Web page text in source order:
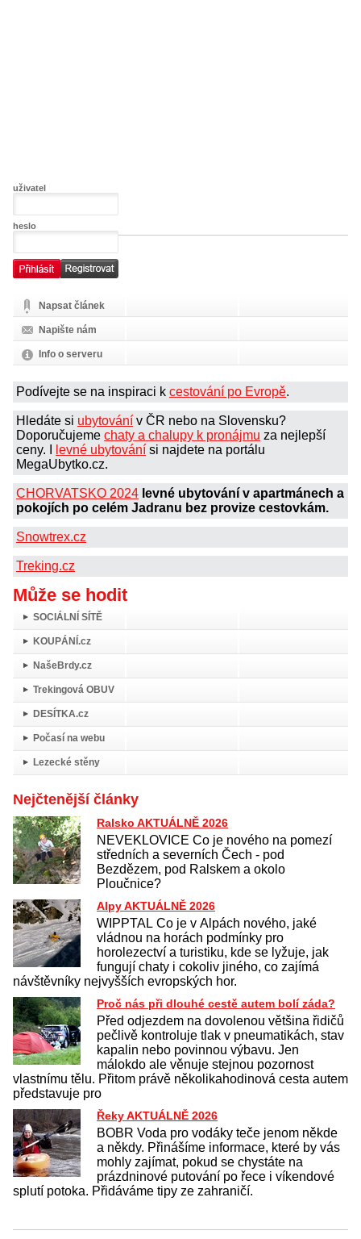
uživatel
heslo
Napsat článek
Napište nám
Info o serveru
Podívejte se na inspiraci k cestování po Evropě.
Hledáte si ubytování v ČR nebo na Slovensku?
Doporučujeme chaty a chalupy k pronájmu za nejlepší
ceny. I
levné ubytování si najdete na portálu
MegaUbytko.cz.
CHORVATSKO 2024 levné ubytování v apartmánech a
pokojích po celém Jadranu bez provize cestovkám.
Snowtrex.cz
Treking.cz
Může se hodit
SOCIÁLNÍ SÍTĚ
KOUPÁNÍ.cz
NašeBrdy.cz
Trekingová OBUV
DESÍTKA.cz
Počasí na webu
Lezecké stěny
Nejčtenější články
Ralsko AKTUÁLNĚ 2026
NEVEKLOVICE Co je nového na pomezí
středních a severních Čech - pod
Bezdězem, pod Ralskem a okolo
Ploučnice?
Alpy AKTUÁLNĚ 2026
WIPPTAL Co je v Alpách nového, jaké
vládnou na horách podmínky pro
horolezectví a turistiku, kde se lyžuje, jak
fungují chaty i cokoliv jiného, co zajímá
návštěvníky nejvyšších evropských hor.
Proč nás při dlouhé cestě autem bolí záda?
Před odjezdem na dovolenou většina řidičů
pečlivě kontroluje tlak v pneumatikách, stav
kapalin nebo povinnou výbavu. Jen
málokdo ale věnuje stejnou pozornost
vlastnímu tělu. Přitom právě několikahodinová cesta autem
představuje pro
Řeky AKTUÁLNĚ 2026
BOBR Voda pro vodáky teče jenom někde
a někdy. Přinášíme informace, které by vás
mohly zajímat, pokud se chystáte na
prázdninové putování po řece i víkendové
splutí potoka. Přidáváme tipy ze zahraničí.